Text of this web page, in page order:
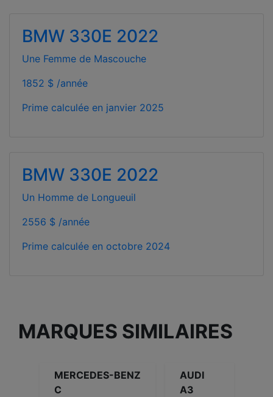
BMW 330E 2022
Une Femme de Mascouche
1852 $ /année
Prime calculée en janvier 2025
BMW 330E 2022
Un Homme de Longueuil
2556 $ /année
Prime calculée en octobre 2024
MARQUES SIMILAIRES
MERCEDES-BENZ
C
AUDI
A3